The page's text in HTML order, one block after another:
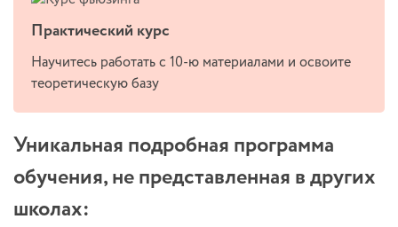
Практический курс
Научитесь работать с 10-ю материалами и освоите
теоретическую базу
Уникальная подробная программа
обучения, не представленная в других
школах: